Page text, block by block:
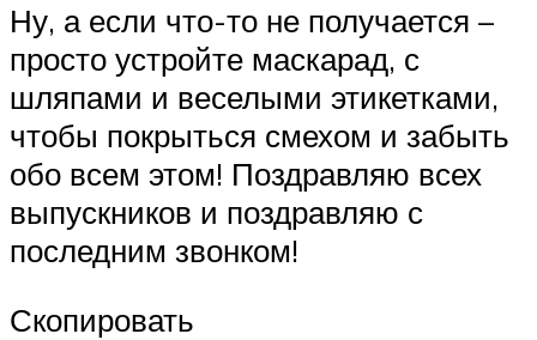
Ну, а если что-то не получается –
просто устройте маскарад, с
шляпами и веселыми этикетками,
чтобы покрыться смехом и забыть
обо всем этом! Поздравляю всех
выпускников и поздравляю с
последним звонком!
Скопировать